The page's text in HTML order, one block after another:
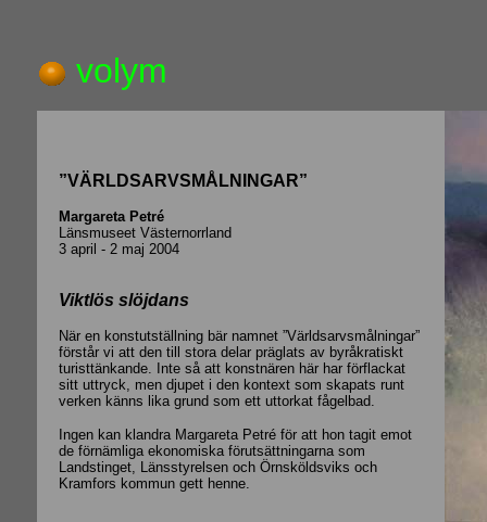
volym
”VÄRLDSARVSMÅLNINGAR”
Margareta Petré
Länsmuseet Västernorrland
3 april - 2 maj 2004
Viktlös slöjdans
När en konstutställning bär namnet ”Världsarvsmålningar”
förstår vi att den till stora delar präglats av byråkratiskt
turisttänkande. Inte så att konstnären här har förflackat
sitt uttryck, men djupet i den kontext som skapats runt
verken känns lika grund som ett uttorkat fågelbad.
Ingen kan klandra Margareta Petré för att hon tagit emot
de förnämliga ekonomiska förutsättningarna som
Landstinget, Länsstyrelsen och Örnsköldsviks och
Kramfors kommun gett henne.